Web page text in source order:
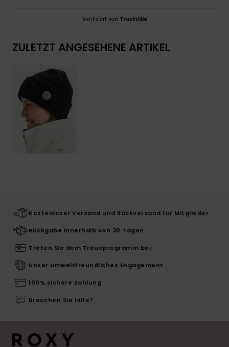
Verifiziert von TrustVille
ZULETZT ANGESEHENE ARTIKEL
Kostenloser Versand und Rückversand für Mitglieder
Rückgabe innerhalb von 30 Tagen
Treten Sie dem Treueprogramm bei
Unser umweltfreundliches Engagement
100% sichere Zahlung
Brauchen Sie Hilfe?